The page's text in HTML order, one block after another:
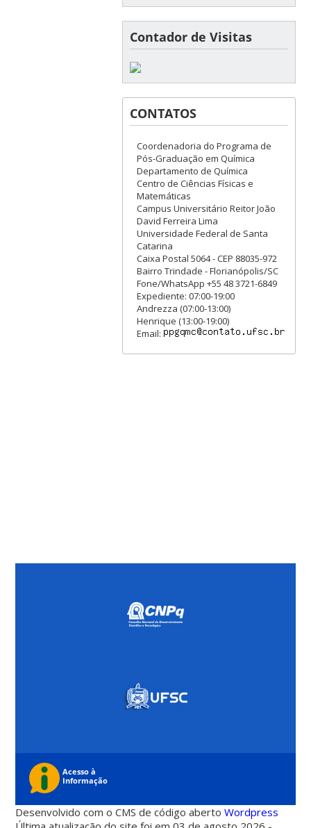
Contador de Visitas
CONTATOS
Coordenadoria do Programa de
Pós-Graduação em Química
Departamento de Química
Centro de Ciências Físicas e
Matemáticas
Campus Universitário Reitor João
David Ferreira Lima
Universidade Federal de Santa
Catarina
Caixa Postal 5064 - CEP 88035-972
Bairro Trindade - Florianópolis/SC
Fone/WhatsApp +55 48 3721-6849
Expediente: 07:00-19:00
Andrezza (07:00-13:00)
Henrique (13:00-19:00)
Email:
Desenvolvido com o CMS de código abertoWordpress